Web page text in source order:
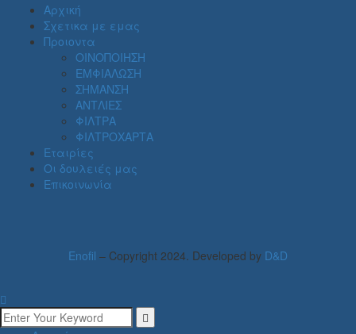
Αρχική
Σχετικα με εμας
Προιοντα
ΟΙΝΟΠΟΙΗΣΗ
ΕΜΦΙΑΛΩΣΗ
ΣΗΜΑΝΣΗ
ΑΝΤΛΙΕΣ
ΦΙΛΤΡΑ
ΦΙΛΤΡΟΧΑΡΤΑ
Εταιρίες
Οι δουλειές μας
Επικοινωνία
Enofil – Copyright 2024. Developed by D&D